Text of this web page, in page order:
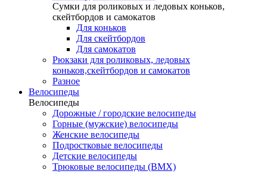
Сумки для роликовых и ледовых коньков,
скейтбордов и самокатов
Для коньков
Для скейтбордов
Для самокатов
Рюкзаки для роликовых, ледовых
коньков,скейтбордов и самокатов
Разное
Велосипеды
Велосипеды
Дорожные / городские велосипеды
Горные (мужские) велосипеды
Женские велосипеды
Подростковые велосипеды
Детские велосипеды
Трюковые велосипеды (BMX)